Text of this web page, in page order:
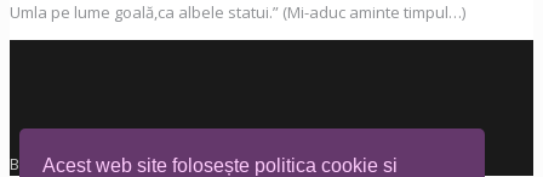
Acest web site folosește politica cookie si
Umla pe lume goală,ca albele statui.” (Mi-aduc aminte timpul…)
Biblioteca Tia Mare © All rights reserved